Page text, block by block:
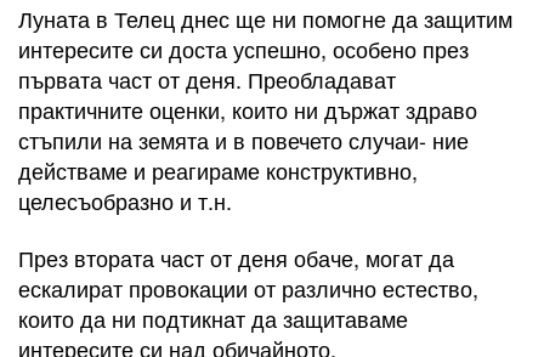
Луната в Телец днес ще ни помогне да защитим
интересите си доста успешно, особено през
първата част от деня. Преобладават
практичните оценки, които ни държат здраво
стъпили на земята и в повечето случаи- ние
действаме и реагираме конструктивно,
целесъобразно и т.н.
През втората част от деня обаче, могат да
ескалират провокации от различно естество,
които да ни подтикнат да защитаваме
интересите си над обичайното.